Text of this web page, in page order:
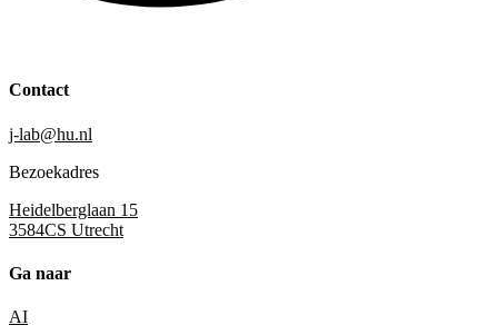
Contact
j-lab@hu.nl
Bezoekadres
Heidelberglaan 15
3584CS Utrecht
Ga naar
AI